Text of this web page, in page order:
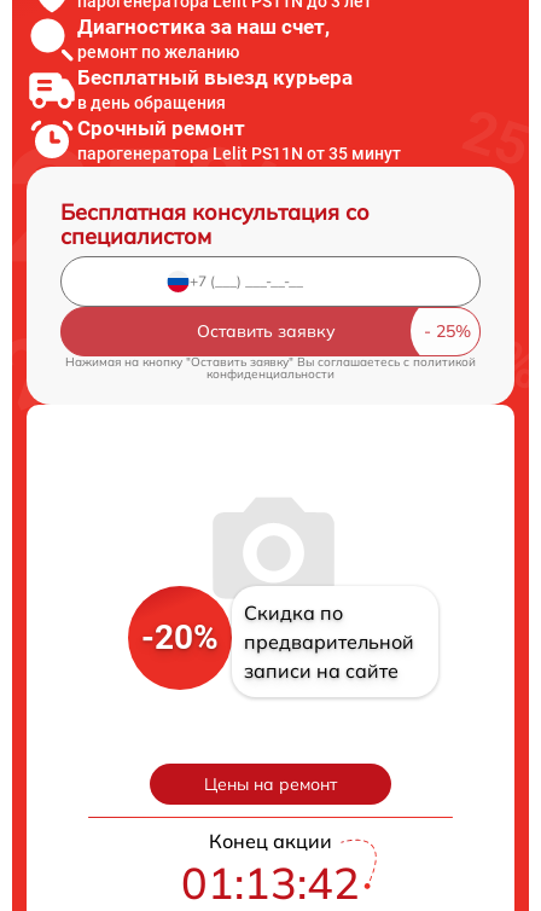
Диагностика за наш счет,
ремонт по желанию
Бесплатный выезд курьера
в день обращения
Срочный ремонт
парогенератора Lelit PS11N от 35 минут
Бесплатная консультация со
специалистом
Оставить заявку
Нажимая на кнопку "Оставить заявку" Вы соглашаетесь cполитикой
конфиденциальности
-20%
Скидка по
предварительной
записи на сайте
Цены на ремонт
Конец акции
01:13:42